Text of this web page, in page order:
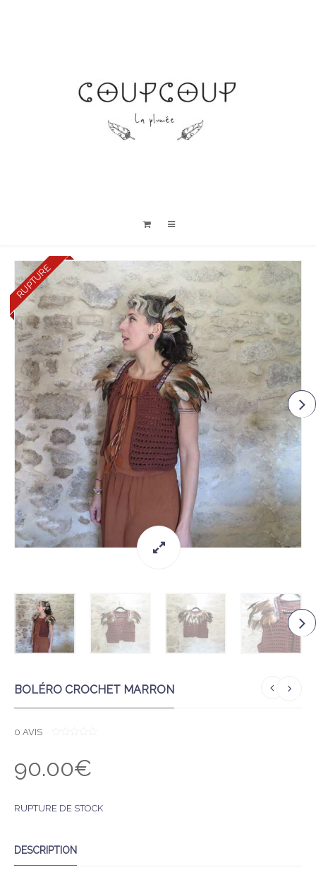
RUPTURE
BOLÉRO CROCHET MARRON
0 AVIS
U
T
90.00€
RUPTURE DE STOCK
DESCRIPTION